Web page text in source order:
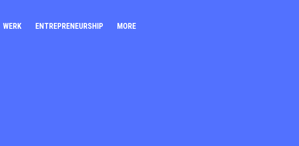
WERK ENTREPRENEURSHIP MORE